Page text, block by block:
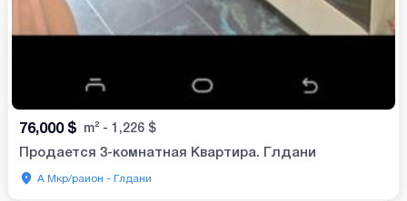
76,000 $ m² - 1,226 $
Продается 3-комнатная Квартира. Глдани
А Мкр/раион - Глдани